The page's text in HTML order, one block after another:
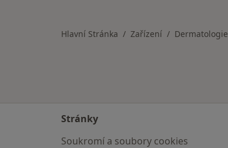
Hlavní Stránka Zařízení Dermatologie
Stránky
Soukromí a soubory cookies